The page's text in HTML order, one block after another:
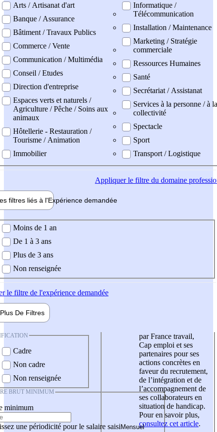
Arts / Artisanat d'art
Banque / Assurance
Bâtiment / Travaux Publics
Commerce / Vente
Communication / Multimédia
Conseil / Etudes
Direction d'entreprise
Espaces verts et naturels /
Agriculture / Pêche / Soins aux
animaux
Hôtellerie - Restauration /
Tourisme / Animation
Immobilier
Informatique /
Télécommunication
Installation / Maintenance
Marketing / Stratégie
commerciale
Ressources Humaines
Santé
Secrétariat / Assistanat
Services à la personne / à la
collectivité
Spectacle
Sport
Transport / Logistique
Appliquerle filtre du domaine
filtres liés à l'Expérience demandée
demandée
Moins de 1 an
De 1 à 3 ans
Plus de 3 ans
Non renseignée
le filtre de l'expérience demandée
Plus De Filtres
Cadre
Non cadre
Non renseignée
BRUT MINIMUM
minimum
une périodicité pour le salaire saisi
par France travail,
Cap emploi et ses
partenaires pour ses
actions concrètes en
faveur du recrutement,
de l’intégration et de
l’accompagnement de
ses collaborateurs en
situation de handicap.
Pour en savoir plus,
consultez cet article.